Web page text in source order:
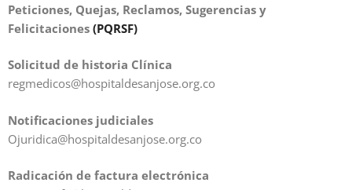
Peticiones, Quejas, Reclamos, Sugerencias y
Felicitaciones (PQRSF)
Solicitud de historia Clínica
regmedicos@hospitaldesanjose.org.co
Notificaciones judiciales
Ojuridica@hospitaldesanjose.org.co
Radicación de factura electrónica